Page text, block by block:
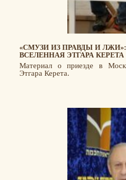
«СМУЗИ ИЗ ПРАВДЫ И
ВСЕЛЕННАЯ ЭТГАРА КЕРЕТА
Материал о приезде в
Этгара Керета.